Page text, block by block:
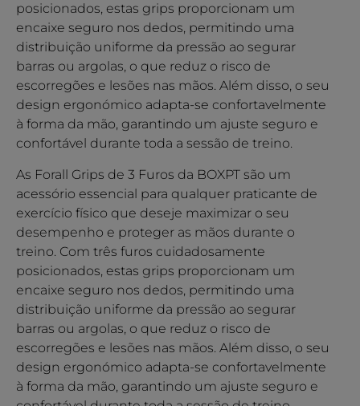
posicionados, estas grips proporcionam um
encaixe seguro nos dedos, permitindo uma
distribuição uniforme da pressão ao segurar
barras ou argolas, o que reduz o risco de
escorregões e lesões nas mãos. Além disso, o seu
design ergonómico adapta-se confortavelmente
à forma da mão, garantindo um ajuste seguro e
confortável durante toda a sessão de treino.
As Forall Grips de 3 Furos da BOXPT são um
acessório essencial para qualquer praticante de
exercício físico que deseje maximizar o seu
desempenho e proteger as mãos durante o
treino. Com três furos cuidadosamente
posicionados, estas grips proporcionam um
encaixe seguro nos dedos, permitindo uma
distribuição uniforme da pressão ao segurar
barras ou argolas, o que reduz o risco de
escorregões e lesões nas mãos. Além disso, o seu
design ergonómico adapta-se confortavelmente
à forma da mão, garantindo um ajuste seguro e